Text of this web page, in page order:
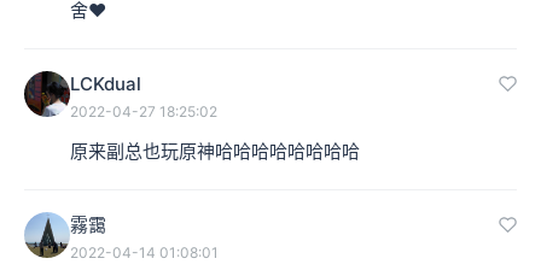
舍❤️
LCKdual
2022-04-27 18:25:02
原来副总也玩原神哈哈哈哈哈哈哈哈
霧靄
2022-04-14 01:08:01